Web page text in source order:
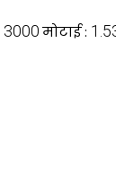
3000मोटाई :